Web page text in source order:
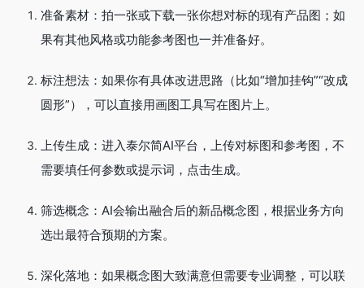
准备素材：拍一张或下载一张你想对标的现有产品图；如
果有其他风格或功能参考图也一并准备好。
标注想法：如果你有具体改进思路（比如“增加挂钩”“改成
圆形”），可以直接用画图工具写在图片上。
上传生成：进入泰尔简AI平台，上传对标图和参考图，不
需要填任何参数或提示词，点击生成。
筛选概念：AI会输出融合后的新品概念图，根据业务方向
选出最符合预期的方案。
深化落地：如果概念图大致满意但需要专业调整，可以联